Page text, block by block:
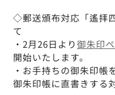
◇郵送頒布対応「遙拝
て
・2月26日より御朱印
開始いたします。
・お手持ちの御朱印帳
御朱印帳に直書きする